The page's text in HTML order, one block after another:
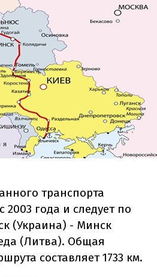
транспорта
2003 года и следует по
(Украина) - Минск
(Литва). Общая
составляет 1733 км.